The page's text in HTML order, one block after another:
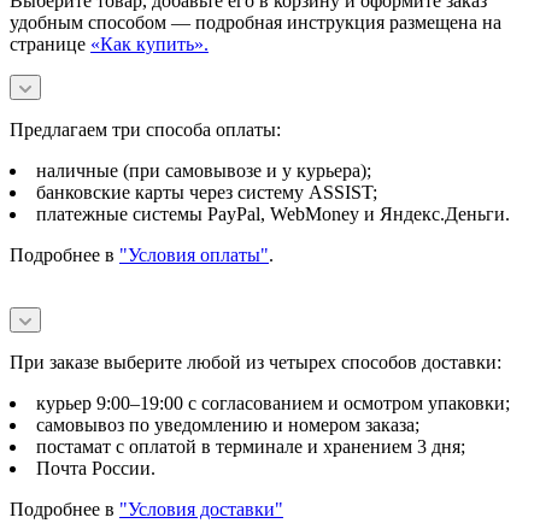
удобным способом — подробная инструкция размещена на
странице «Как купить».
Предлагаем три способа оплаты:
наличные (при самовывозе и у курьера);
банковские карты через систему ASSIST;
платежные системы PayPal, WebMoney и Яндекс.Деньги.
Подробнее в "Условия оплаты".
При заказе выберите любой из четырех способов доставки:
курьер 9:00–19:00 с согласованием и осмотром упаковки;
самовывоз по уведомлению и номером заказа;
постамат с оплатой в терминале и хранением 3 дня;
Почта России.
Подробнее в "Условия доставки"